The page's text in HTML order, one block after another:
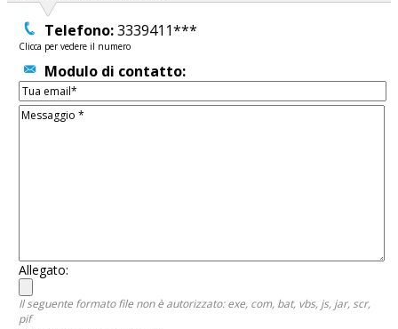
Telefono:3339411***
Clicca per vedere il numero
Modulo di contatto:
Allegato:
Il seguente formato file non è autorizzato: exe, com, bat, vbs, js, jar, scr,
pif